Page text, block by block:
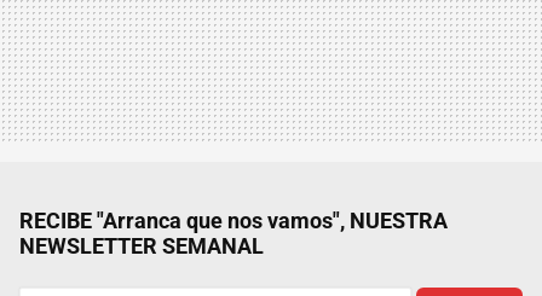
RECIBE "Arranca que nos vamos", NUESTRA
NEWSLETTER SEMANAL